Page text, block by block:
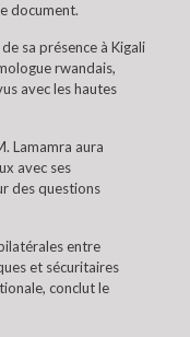
document.
sa présence à Kigali
rwandais,
avec les hautes
Lamamra aura
avec ses
des questions
entre
et sécuritaires
conclut le